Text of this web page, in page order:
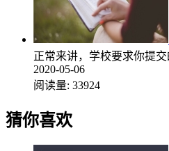
正常来讲，学校要求你提
2020-05-06
阅读量: 33924
猜你喜欢